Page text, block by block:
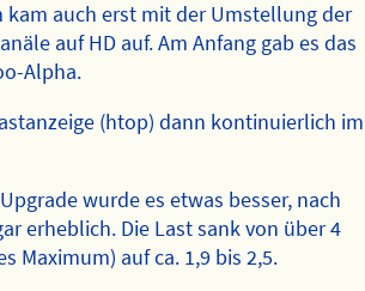
kam auch erst mit der Umstellung der
auf HD auf. Am Anfang gab es das
Alpha.
(htop) dann kontinuierlich im
wurde es etwas besser, nach
erheblich. Die Last sank von über 4
Maximum) auf ca. 1,9 bis 2,5.